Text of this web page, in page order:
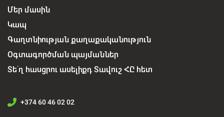
Մեր մասին
Կապ
Գաղտնիության քաղաքականություն
Օգտագործման պայմաններ
Տե՛ղ հասցրու ասելիքդ Տավուշ ՀԸ հետ
+374 60 46 02 02